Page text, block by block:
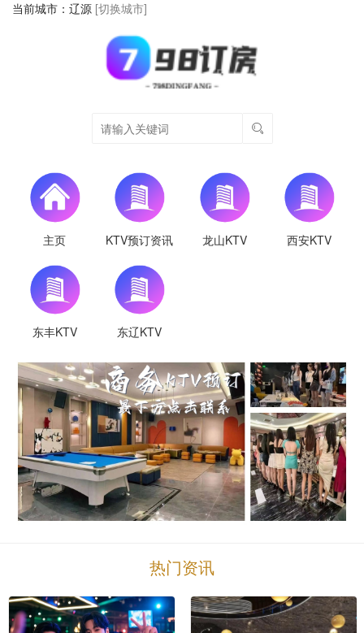
当前城市： 辽源 [切换城市]
主页 KTV预订资讯 龙山KTV 西安KTV
东丰KTV 东辽KTV
热门资讯